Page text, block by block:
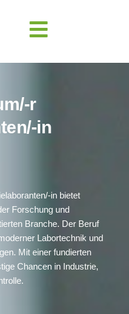
r
in
in bietet
Forschung und
Branche. Der Beruf
Labortechnik und
Mit einer fundierten
Chancen in Industrie,